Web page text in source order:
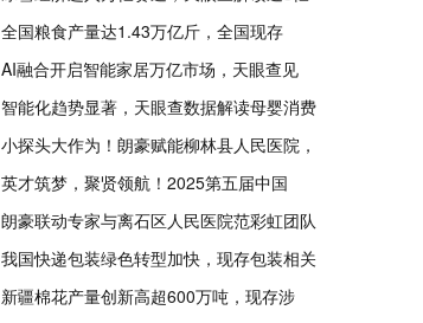
全国粮食产量达1.43万亿斤，全国现存
AI融合开启智能家居万亿市场，天眼查见
智能化趋势显著，天眼查数据解读母婴消费
小探头大作为！朗豪赋能柳林县人民医院，
英才筑梦，聚贤领航！2025第五届中国
朗豪联动专家与离石区人民医院范彩虹团队
我国快递包装绿色转型加快，现存包装相关
新疆棉花产量创新高超600万吨，现存涉